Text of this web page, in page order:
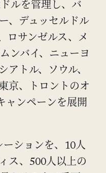
ルを管理し、バ
、デュッセルドル
ロサンゼルス、メ
ンバイ、ニューヨ
アトル、ソウル、
京、トロントのオ
ャンペーンを展開
ーションを、10人
ス、500人以上の